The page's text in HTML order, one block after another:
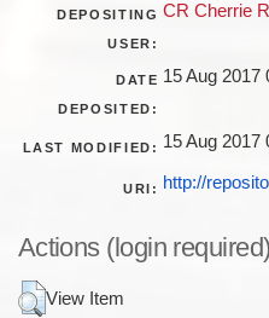
DEPOSITING
USER:
CR Cherrie
DATE
DEPOSITED:
15 Aug 2017
LAST MODIFIED: 15 Aug 2017
URI: http://
Actions (login required)
View Item